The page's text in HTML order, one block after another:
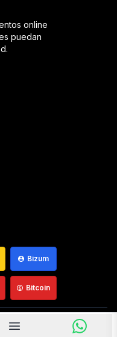
online
puedan
Bizum
Bitcoin
Mantequilla